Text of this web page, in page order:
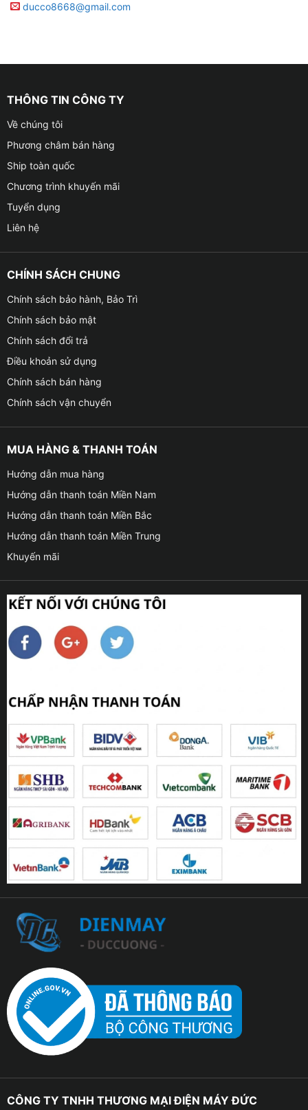
ducco8668@gmail.com
THÔNG TIN CÔNG TY
Về chúng tôi
Phương châm bán hàng
Ship toàn quốc
Chương trình khuyến mãi
Tuyển dụng
Liên hệ
CHÍNH SÁCH CHUNG
Chính sách bảo hành, Bảo Trì
Chính sách bảo mật
Chính sách đổi trả
Điều khoản sử dụng
Chính sách bán hàng
Chính sách vận chuyển
MUA HÀNG & THANH TOÁN
Hướng dẫn mua hàng
Hướng dẫn thanh toán Miền Nam
Hướng dẫn thanh toán Miền Bắc
Hướng dẫn thanh toán Miền Trung
Khuyến mãi
CÔNG TY TNHH THƯƠNG MẠI ĐIỆN MÁY ĐỨC